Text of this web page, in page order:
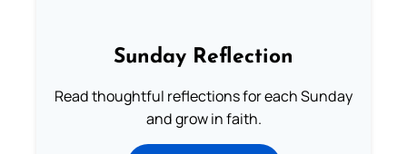
Sunday Reflection
Read thoughtful reflections for each Sunday
and grow in faith.